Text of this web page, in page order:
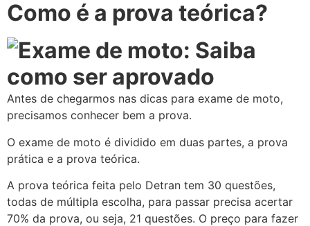
Como é a prova teórica?
Antes de chegarmos nas dicas para exame de moto,
precisamos conhecer bem a prova.
O exame de moto é dividido em duas partes, a prova
prática e a prova teórica.
A prova teórica feita pelo Detran tem 30 questões,
todas de múltipla escolha, para passar precisa acertar
70% da prova, ou seja, 21 questões. O preço para fazer